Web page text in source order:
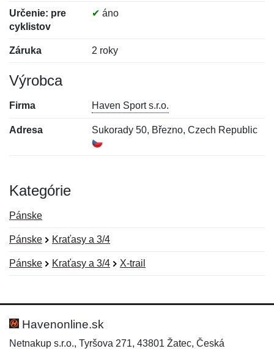
Určenie: pre
cyklistov
✔ áno
Záruka 2 roky
Výrobca
Firma Haven Sport s.r.o.
Adresa Sukorady 50, Březno, Czech Republic
Kategórie
Pánske
Pánske Kraťasy a 3/4
Pánske Kraťasy a 3/4 X-trail
Hodnotenie:
Meno:
Havenonline.sk
Netnakup s.r.o., Tyršova 271, 43801 Žatec, Česká